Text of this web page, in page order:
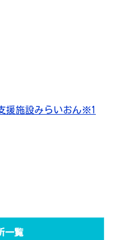
援施設みらいおん※1
一覧